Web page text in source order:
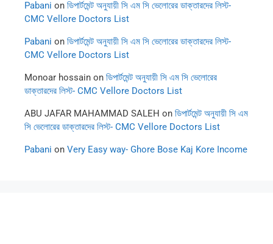
Pabani on ডিপার্টমেন্ট অনুযায়ী সি এম সি ভেলোরের ডাক্তারদের লিস্ট-
CMC Vellore Doctors List
Pabani on ডিপার্টমেন্ট অনুযায়ী সি এম সি ভেলোরের ডাক্তারদের লিস্ট-
CMC Vellore Doctors List
Monoar hossain on ডিপার্টমেন্ট অনুযায়ী সি এম সি ভেলোরের
ডাক্তারদের লিস্ট- CMC Vellore Doctors List
ABU JAFAR MAHAMMAD SALEH on ডিপার্টমেন্ট অনুযায়ী সি এম
সি ভেলোরের ডাক্তারদের লিস্ট- CMC Vellore Doctors List
Pabani on Very Easy way- Ghore Bose Kaj Kore Income